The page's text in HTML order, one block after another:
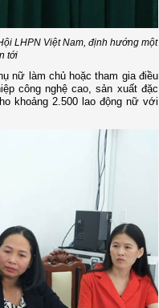
LHPN Việt Nam, định hướng một
tới
nữ làm chủ hoặc tham gia điều
công nghệ cao, sản xuất đặc
khoảng 2.500 lao động nữ với